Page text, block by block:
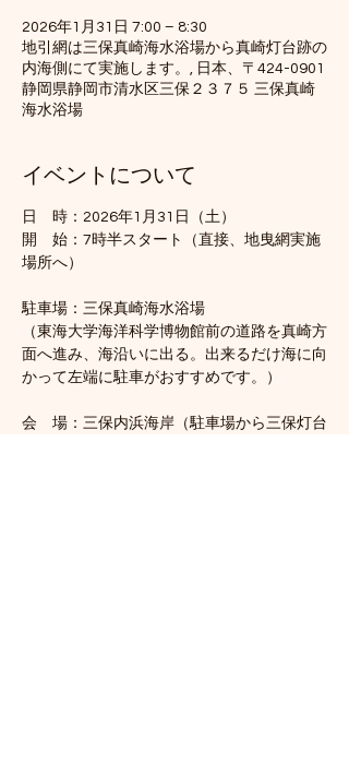
2026年1月31日 7:00 – 8:30
地引網は三保真崎海水浴場から真崎灯台跡の
内海側にて実施します。, 日本、〒424-0901
静岡県静岡市清水区三保２３７５ 三保真崎
海水浴場
イベントについて
日　時：2026年1月31日（土）
開　始：7時半スタート（直接、地曳網実施
場所へ）
駐車場：三保真崎海水浴場
（東海大学海洋科学博物館前の道路を真崎方
面へ進み、海沿いに出る。出来るだけ海に向
かって左端に駐車がおすすめです。）
会　場：三保内浜海岸（駐車場から三保灯台